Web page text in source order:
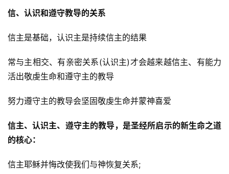
热
回
应
关
我
们
信、认识和遵守教导的关系
信主是基础，认识主是持续信主的结果
常与主相交、有亲密关系(认识主)才会越来越信主、有能力
活出敬虔生命和遵守主的教导
努力遵守主的教导会坚固敬虔生命并蒙神喜爱
信主、认识主、遵守主的教导，是圣经所启示的新生命之道
的核心：
信主耶稣并悔改使我们与神恢复关系;